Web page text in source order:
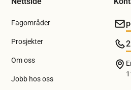
Fagområder
Prosjekter
Om oss
Jobb hos oss